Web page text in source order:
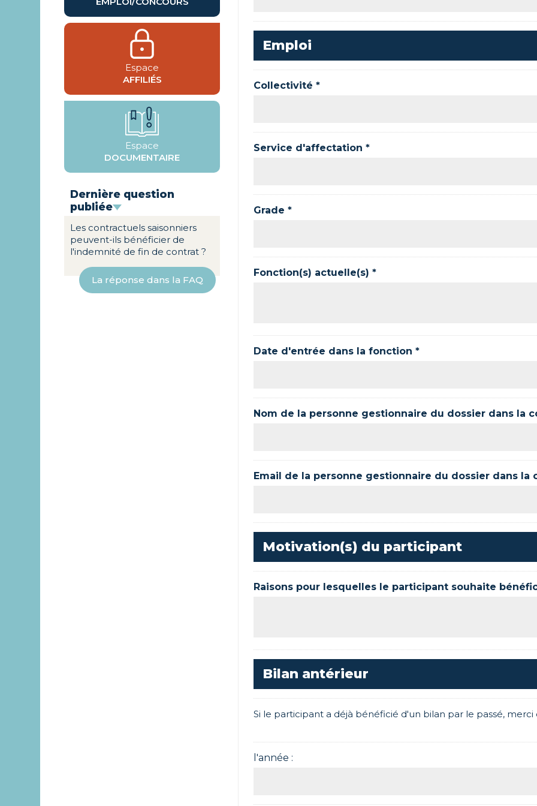
Espace
AFFILIÉS
Espace
DOCUMENTAIRE
Dernière question
publiée
Les contractuels saisonniers
peuvent-ils bénéficier de
l'indemnité de fin de contrat ?
La réponse dans la FAQ
Emploi
Collectivité *
Service d'affectation *
Grade *
Fonction(s) actuelle(s) *
Date d'entrée dans la fonction *
Nom de la personne gestionnaire du dossier dans la
Email de la personne gestionnaire du dossier dans la
Motivation(s) du participant
Raisons pour lesquelles le participant souhaite
Bilan antérieur
Si le participant a déjà bénéficié d'un bilan par le passé, merci
l'année :